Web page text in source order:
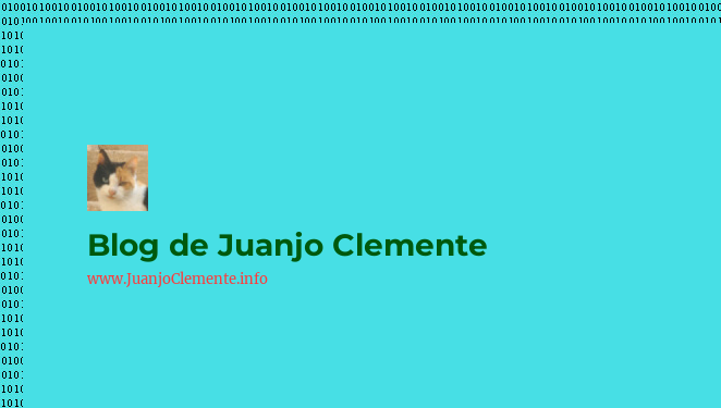
Blog de Juanjo Clemente
www.JuanjoClemente.info